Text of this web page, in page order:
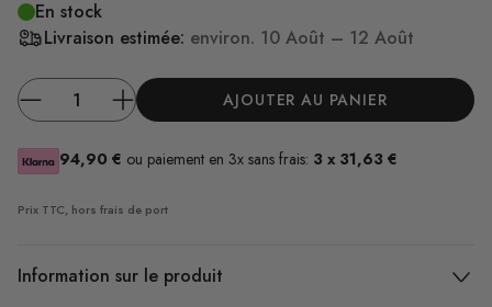
En stock
Livraison estimée: environ. 10 Août – 12 Août
AJOUTER AU PANIER
94,90 € ou paiement en 3x sans frais: 3 x 31,63 €
Prix TTC, hors frais de port
Information sur le produit